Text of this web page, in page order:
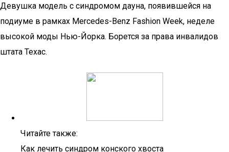
Девушка модель с синдромом дауна, появившейся на
подиуме в рамках Mercedes-Benz Fashion Week, неделе
высокой моды Нью-Йорка. Борется за права инвалидов
штата Техас.
Читайте также:
Как лечить синдром конского хвоста